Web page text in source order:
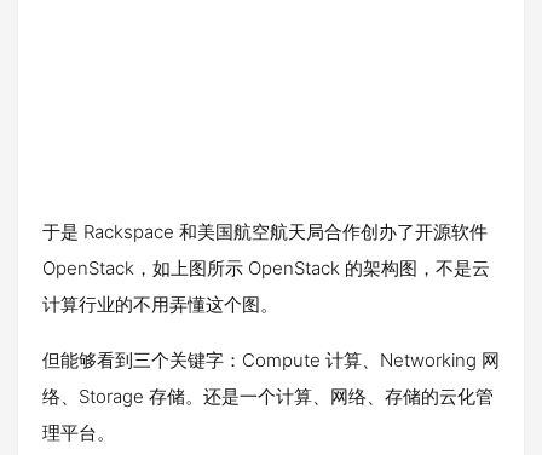
于是 Rackspace 和美国航空航天局合作创办了开源软件
OpenStack，如上图所示 OpenStack 的架构图，不是云
计算行业的不用弄懂这个图。
但能够看到三个关键字：Compute 计算、Networking 网
络、Storage 存储。还是一个计算、网络、存储的云化管
理平台。